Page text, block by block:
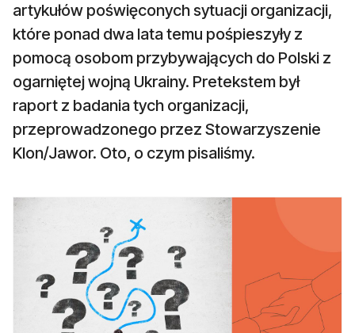
artykułów poświęconych sytuacji organizacji,
które ponad dwa lata temu pośpieszyły z
pomocą osobom przybywających do Polski z
ogarniętej wojną Ukrainy. Pretekstem był
raport z badania tych organizacji,
przeprowadzonego przez Stowarzyszenie
Klon/Jawor. Oto, o czym pisaliśmy.